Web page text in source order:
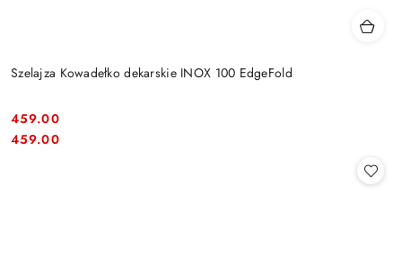
Szelajza Kowadełko dekarskie INOX 100 EdgeFold
Cena:
459.00
Cena:
459.00